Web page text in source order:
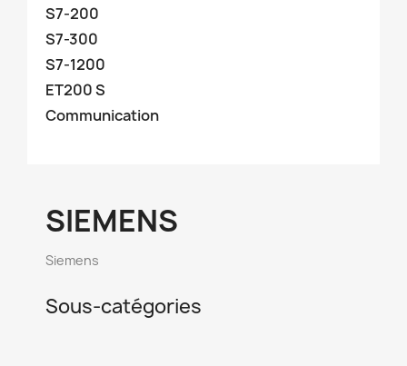
S7-200
S7-300
S7-1200
ET200 S
Communication
SIEMENS
Siemens
Sous-catégories